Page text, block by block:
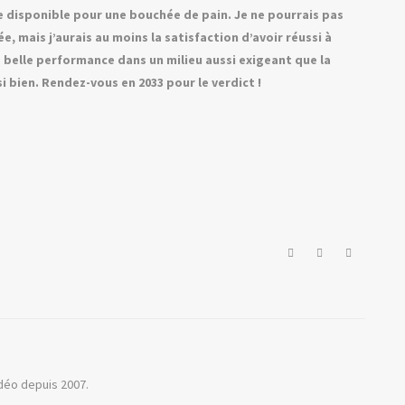
pour une bouchée de pain. Je ne pourrais pas
mais j’aurais au moins la satisfaction d’avoir réussi à
performance dans un milieu aussi exigeant que la
bien. Rendez-vous en 2033 pour le verdict !
depuis 2007.